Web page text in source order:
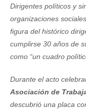
Dirigentes políticos y
organizaciones
figura del histórico
cumplirse 30 años de
como “un cuadro
Durante el acto
Asociación de
descubrió una placa